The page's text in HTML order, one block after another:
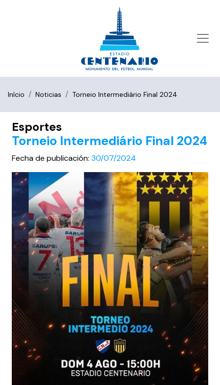
Início Noticias Torneio Intermediário Final 2024
Esportes
Torneio Intermediário Final 2024
Fecha de publicación: 30/07/2024